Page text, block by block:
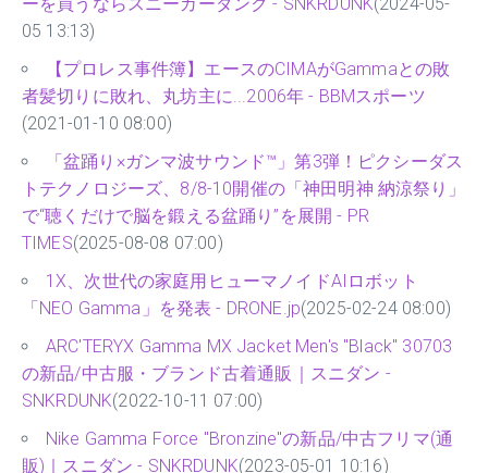
ーを買うならスニーカーダンク - SNKRDUNK(2024-05-
05 13:13)
【プロレス事件簿】エースのCIMAがGammaとの敗
者髪切りに敗れ、丸坊主に...2006年 - BBMスポーツ
(2021-01-10 08:00)
「盆踊り×ガンマ波サウンド™」第3弾！ピクシーダス
トテクノロジーズ、8/8-10開催の「神田明神 納涼祭り」
で“聴くだけで脳を鍛える盆踊り”を展開 - PR
TIMES(2025-08-08 07:00)
1X、次世代の家庭用ヒューマノイドAIロボット
「NEO Gamma」を発表 - DRONE.jp(2025-02-24 08:00)
ARC'TERYX Gamma MX Jacket Men's "Black" 30703
の新品/中古服・ブランド古着通販｜スニダン -
SNKRDUNK(2022-10-11 07:00)
Nike Gamma Force "Bronzine"の新品/中古フリマ(通
販)｜スニダン - SNKRDUNK(2023-05-01 10:16)